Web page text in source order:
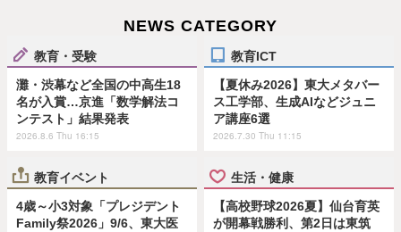
NEWS CATEGORY
教育・受験
灘・渋幕など全国の中高生18
名が入賞…京進「数学解法コ
ンテスト」結果発表
2026.8.6 Thu 16:15
教育ICT
【夏休み2026】東大メタバー
ス工学部、生成AIなどジュニ
ア講座6選
2026.7.30 Thu 11:15
教育イベント
4歳～小3対象「プレジデント
Family祭2026」9/6、東大医
生活・健康
【高校野球2026夏】仙台育英
が開幕戦勝利、第2日は東筑